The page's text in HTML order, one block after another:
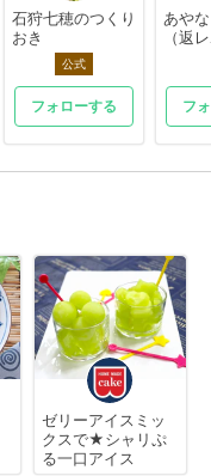
石狩七穂のつくり
おき
公式
フォローする
あや
（返
フ
ゼリーアイスミッ
クスで★シャリぷ
る一口アイス